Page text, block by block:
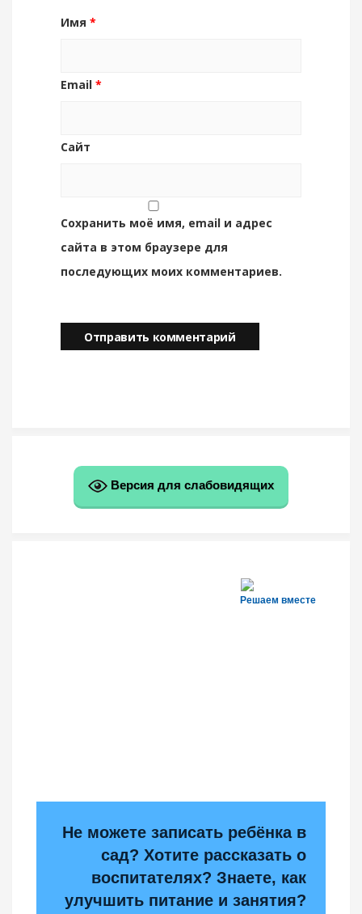
Имя *
Email *
Сайт
Сохранить моё имя, email и адрес
сайта в этом браузере для
последующих моих комментариев.
Версия для слабовидящих
Решаем вместе
Не можете записать ребёнка в
сад? Хотите рассказать о
воспитателях? Знаете, как
улучшить питание и занятия?